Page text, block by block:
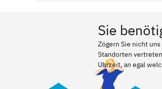
Sie
Zögern Sie nicht
Standorten
Uhrzeit, an egal